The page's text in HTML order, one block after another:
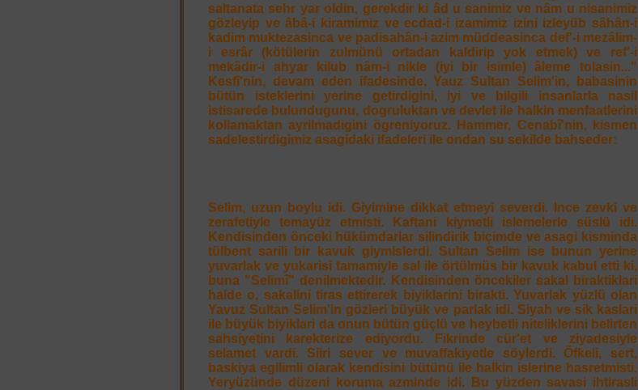
saltanata sehr yar oldin, gerekdir ki âd u sanimiz ve nâm u nisanimiz
gözleyip ve âbâ-i kiramimiz ve ecdad-i izamimiz izini izleyüb sâhân-i
kadim muktezasinca ve padisahân-i azim müddeasinca def'-i mezâlim-
i esrâr (kötülerin zulmünü ortadan kaldirip yok etmek) ve ref'-i
mekâdir-i ahyar kilub nâm-i nikle (iyi bir isimle) âleme tolasin..."
Kesfî'nin, devam eden ifadesinde, Yauz Sultan Selim'in, babasinin
bütün isteklerini yerine getirdigini, iyi ve bilgili insanlarla nasil
istisarede bulundugunu, dogruluktan ve devlet ile halkin menfaatlerini
kollamaktan ayrilmadigini ögreniyoruz. Hammer, Cenabî'nin, kismen
sadelestirdigimiz asagidaki ifadeleri ile ondan su sekilde bahseder:
Selim, uzun boylu idi. Giyimine dikkat etmeyi severdi. Ince zevki ve
zerafetiyle temayüz etmisti. Kaftani kiymetli islemelerle süslü idi.
Kendisinden önceki hükümdarlar silindirik biçimde ve asagi kisminda
tülbent sarili bir kavuk giymislerdi. Sultan Selim ise bunun yerine
yuvarlak ve yukarisi tamamiyle sal ile örtülmüs bir kavuk kabul etti ki,
buna "Selimî" denilmektedir. Kendisinden öncekiler sakal biraktiklari
halde o, sakalini tiras ettirerek biyiklarini birakti. Yuvarlak yüzlü olan
Yavuz Sultan Selim'in gözleri büyük ve parlak idi. Siyah ve sik kaslari
ile büyük biyiklari da onun bütün güçlü ve heybetli niteliklerini belirten
sahsiyetini karekterize ediyordu. Fikrinde cür'et ve ziyadesiyle
selamet vardi. Siiri sever ve muvaffakiyetle söylerdi. Öfkeli, sert,
baskiya egilimli olarak kendisini bütünü ile halkin islerine hasretmisti.
Yeryüzünde düzeni koruma azminde idi. Bu yüzden savasi ihtirasli